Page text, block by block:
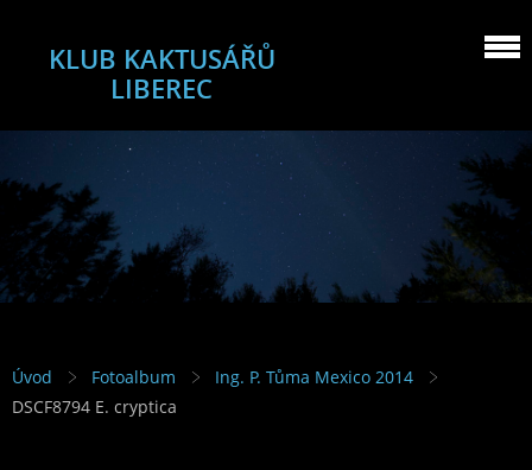
KLUB KAKTUSÁŘŮ
LIBEREC
Úvod Fotoalbum
Ing. P. Tůma Mexico 2014
DSCF8794 E. cryptica